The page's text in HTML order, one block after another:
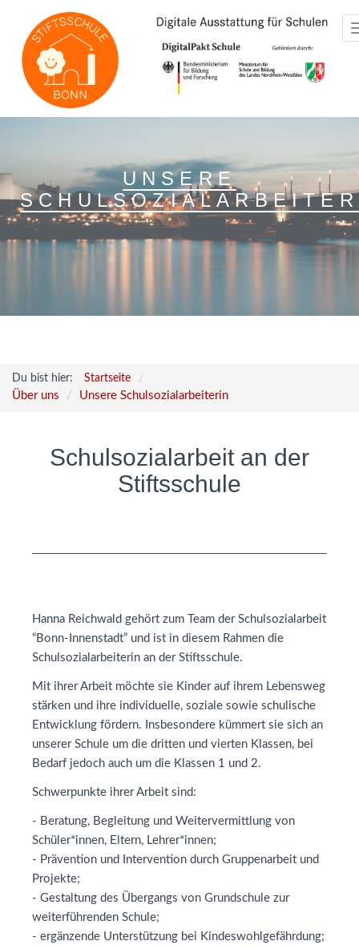
UNSERE
Du bist hier: Startseite
Über uns Unsere Schulsozialarbeiterin
Schulsozialarbeit an der
Stiftsschule
Hanna Reichwald gehört zum Team der Schulsozialarbeit
“Bonn-Innenstadt” und ist in diesem Rahmen die
Schulsozialarbeiterin an der Stiftsschule.
Mit ihrer Arbeit möchte sie Kinder auf ihrem Lebensweg
stärken und ihre individuelle, soziale sowie schulische
Entwicklung fördern. Insbesondere kümmert sie sich an
unserer Schule um die dritten und vierten Klassen, bei
Bedarf jedoch auch um die Klassen 1 und 2.
Schwerpunkte ihrer Arbeit sind:
- Beratung, Begleitung und Weitervermittlung von
Schüler*innen, Eltern, Lehrer*innen;
- Prävention und Intervention durch Gruppenarbeit und
Projekte;
- Gestaltung des Übergangs von Grundschule zur
weiterführenden Schule;
- ergänzende Unterstützung bei Kindeswohlgefährdung;